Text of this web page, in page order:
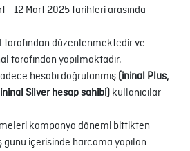
- 12 Mart 2025 tarihleri arasında
tarafından düzenlenmektedir ve
tarafından yapılmaktadır.
hesabı doğrulanmış (ininal Plus,
Silver hesap sahibi) kullanıcılar
kampanya dönemi bittikten
günü içerisinde harcama yapılan